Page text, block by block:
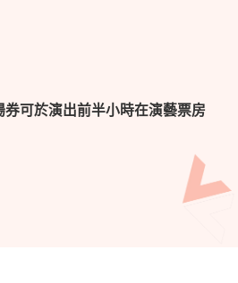
可於演出前半小時在演藝票房